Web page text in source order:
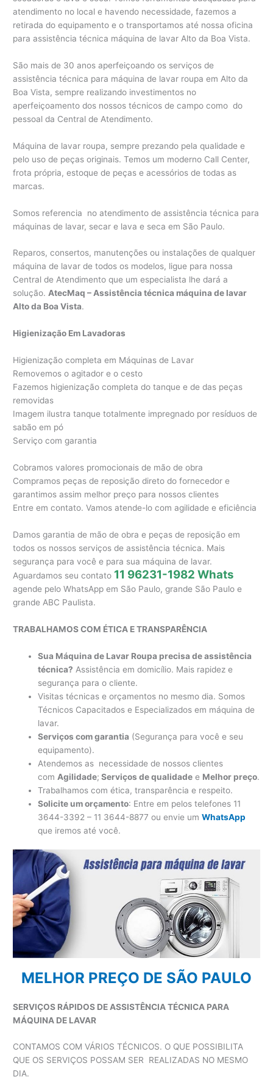
atendimento no local e havendo necessidade, fazemos a
retirada do equipamento e o transportamos até nossa oficina
para assistência técnica máquina de lavar Alto da Boa Vista.
São mais de 30 anos aperfeiçoando os serviços de
assistência técnica para máquina de lavar roupa em Alto da
Boa Vista, sempre realizando investimentos no
aperfeiçoamento dos nossos técnicos de campo como do
pessoal da Central de Atendimento.
Máquina de lavar roupa, sempre prezando pela qualidade e
pelo uso de peças originais. Temos um moderno Call Center,
frota própria, estoque de peças e acessórios de todas as
marcas.
Somos referencia no atendimento de assistência técnica para
máquinas de lavar, secar e lava e seca em São Paulo.
Reparos, consertos, manutenções ou instalações de qualquer
máquina de lavar de todos os modelos, ligue para nossa
Central de Atendimento que um especialista lhe dará a
solução.AtecMaq – Assistência técnica máquina de lavar
Alto da Boa Vista.
Higienização Em Lavadoras
Higienização completa em Máquinas de Lavar
Removemos o agitador e o cesto
Fazemos higienização completa do tanque e de das peças
removidas
Imagem ilustra tanque totalmente impregnado por resíduos de
sabão em pó
Serviço com garantia
Cobramos valores promocionais de mão de obra
Compramos peças de reposição direto do fornecedor e
garantimos assim melhor preço para nossos clientes
Entre em contato. Vamos atende-lo com agilidade e eficiência
Damos garantia de mão de obra e peças de reposição em
todos os nossos serviços de assistência técnica. Mais
segurança para você e para sua máquina de lavar.
Aguardamos seu contato 11 96231-1982 Whats
agende pelo WhatsApp em São Paulo, grande São Paulo e
grande ABC Paulista.
TRABALHAMOS COM ÉTICA E TRANSPARÊNCIA
Sua Máquina de Lavar Roupa precisa de assistência
técnica? Assistência em domicílio. Mais rapidez e
segurança para o cliente.
Visitas técnicas e orçamentos no mesmo dia. Somos
Técnicos Capacitados e Especializados em máquina de
lavar.
Serviços com garantia (Segurança para você e seu
equipamento).
Atendemos as necessidade de nossos clientes
com Agilidade; Serviços de qualidade e Melhor preço.
Trabalhamos com ética, transparência e respeito.
Solicite um orçamento: Entre em pelos telefones 11
3644-3392 – 11 3644-8877 ou envie umWhatsApp
que iremos até você.
MELHOR PREÇO DE SÃO PAULO
SERVIÇOS RÁPIDOS DE ASSISTÊNCIA TÉCNICA PARA
MÁQUINA DE LAVAR
CONTAMOS COM VÁRIOS TÉCNICOS. O QUE POSSIBILITA
QUE OS SERVIÇOS POSSAM SER REALIZADAS NO MESMO
DIA.